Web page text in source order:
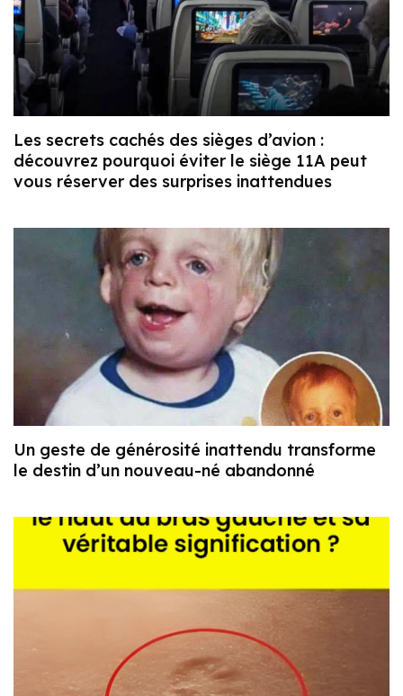
Les secrets cachés des sièges d’avion :
découvrez pourquoi éviter le siège 11A peut
vous réserver des surprises inattendues
Un geste de générosité inattendu transforme
le destin d’un nouveau-né abandonné